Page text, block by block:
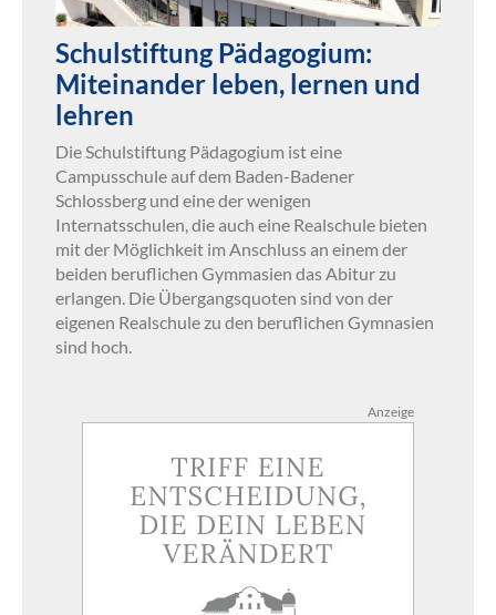
Schulstiftung Pädagogium:
Miteinander leben, lernen und
lehren
Die Schulstiftung Pädagogium ist eine
Campusschule auf dem Baden-Badener
Schlossberg und eine der wenigen
Internatsschulen, die auch eine Realschule bieten
mit der Möglichkeit im Anschluss an einem der
beiden beruflichen Gymmasien das Abitur zu
erlangen. Die Übergangsquoten sind von der
eigenen Realschule zu den beruflichen Gymnasien
sind hoch.
Anzeige